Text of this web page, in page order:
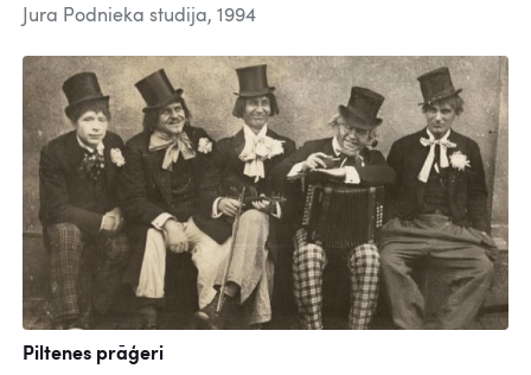
Jura Podnieka studija, 1994
Piltenes prāģeri